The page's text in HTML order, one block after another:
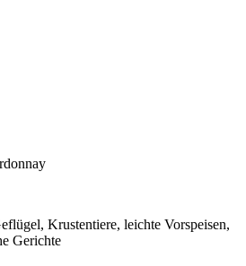
Krustentiere, leichte Vorspeisen,
Gerichte